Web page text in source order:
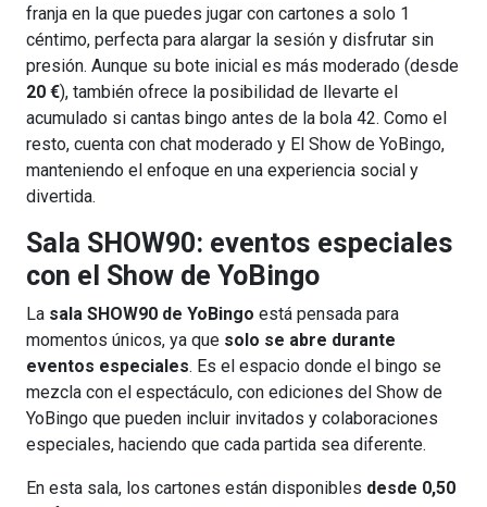
franja en la que puedes jugar con cartones a solo 1
céntimo, perfecta para alargar la sesión y disfrutar sin
presión. Aunque su bote inicial es más moderado (desde
20 €), también ofrece la posibilidad de llevarte el
acumulado si cantas bingo antes de la bola 42. Como el
resto, cuenta con chat moderado y El Show de YoBingo,
manteniendo el enfoque en una experiencia social y
divertida.
Sala SHOW90: eventos especiales
con el Show de YoBingo
La sala SHOW90 de YoBingo está pensada para
momentos únicos, ya que solo se abre durante
eventos especiales. Es el espacio donde el bingo se
mezcla con el espectáculo, con ediciones del Show de
YoBingo que pueden incluir invitados y colaboraciones
especiales, haciendo que cada partida sea diferente.
En esta sala, los cartones están disponibles desde 0,50